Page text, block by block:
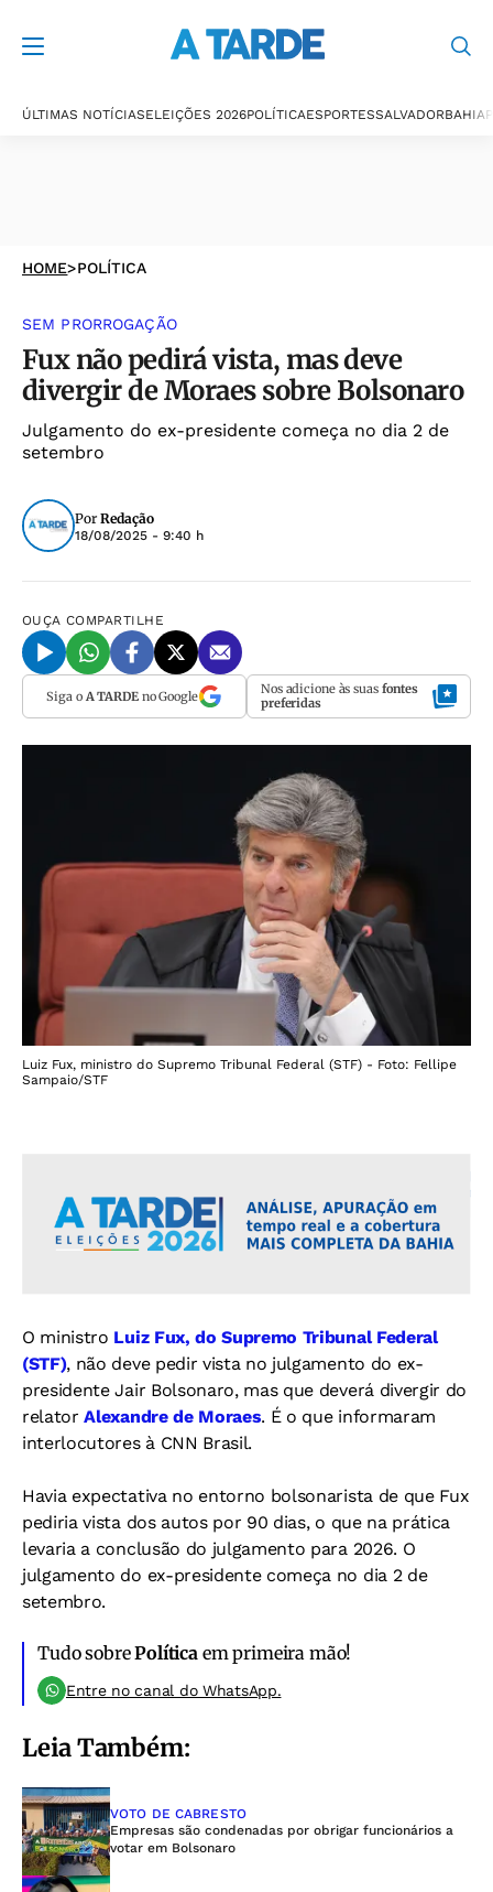
ÚLTIMAS NOTÍCIASELEIÇÕES 2026POLÍTICAESPORTESSALVADORBAHIA
HOME>POLÍTICA
SEM PRORROGAÇÃO
Fux não pedirá vista, mas deve
divergir de Moraes sobre Bolsonaro
Julgamento do ex-presidente começa no dia 2 de
setembro
Por Redação
18/08/2025 - 9:40 h
OUÇA COMPARTILHE
Siga o A TARDEno Google Nos adicione às suas fontes
preferidas
Luiz Fux, ministro do Supremo Tribunal Federal (STF) - Foto: Fellipe
Sampaio/STF
O ministro Luiz Fux, do Supremo Tribunal Federal
(STF), não deve pedir vista no julgamento do ex-
presidente Jair Bolsonaro, mas que deverá divergir do
relatorAlexandre de Moraes. É o que informaram
interlocutores à CNN Brasil.
Havia expectativa no entorno bolsonarista de que Fux
pediria vista dos autos por 90 dias, o que na prática
levaria a conclusão do julgamento para 2026. O
julgamento do ex-presidente começa no dia 2 de
setembro.
Tudo sobrePolítica em primeira mão!
Entre no canal do WhatsApp.
Leia Também:
VOTO DE CABRESTO
Empresas são condenadas por obrigar funcionários a
votar em Bolsonaro